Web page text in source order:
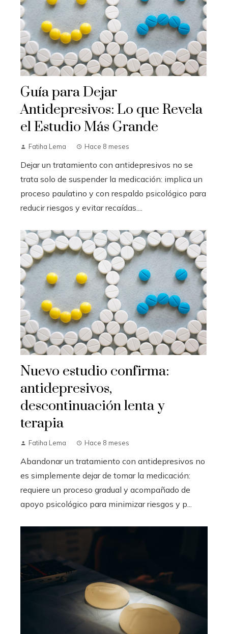
Guía para Dejar
Antidepresivos: Lo que Revela
el Estudio Más Grande
Fatiha Lema Hace 8 meses
Dejar un tratamiento con antidepresivos no se
trata solo de suspender la medicación: implica un
proceso paulatino y con respaldo psicológico para
reducir riesgos y evitar recaídas....
Nuevo estudio confirma:
antidepresivos,
descontinuación lenta y
terapia
Fatiha Lema Hace 8 meses
Abandonar un tratamiento con antidepresivos no
es simplemente dejar de tomar la medicación:
requiere un proceso gradual y acompañado de
apoyo psicológico para minimizar riesgos y p...